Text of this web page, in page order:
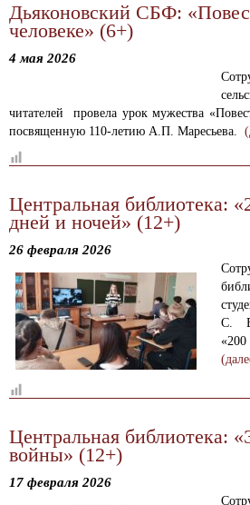
Дьяконовский СБФ:
человеке» (6+)
4 мая 2026
читателей провела урок мужества
посвященную 110-летию А.П. Маресьева.
Центральная библиотека:
дней и ночей» (12+)
26 февраля 2026
С.
Центральная библиотека:
войны» (12+)
17 февраля 2026